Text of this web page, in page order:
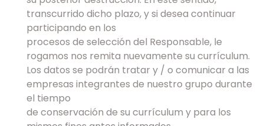
transcurrido dicho plazo, y si desea continuar
participando en los
procesos de selección del Responsable, le
rogamos nos remita nuevamente su currículum.
Los datos se podrán tratar y / o comunicar a las
empresas integrantes de nuestro grupo durante
el tiempo
de conservación de su currículum y para los